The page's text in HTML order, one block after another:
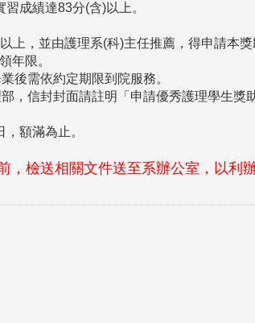
成績達83分(含)以上。
，並由護理系(科)主任推薦，得申請本獎
年限。
後需依約定期限到院服務。
信封封面請註明「申請優秀護理學生獎
額滿為止。
檢送相關文件送至系辦公室，以利